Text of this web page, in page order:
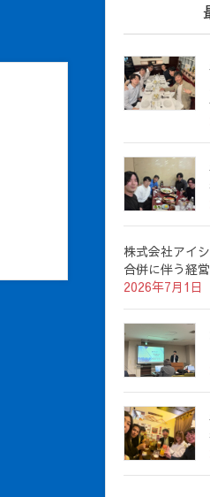
株式会社アイ
合併に伴う経
2026年7月1日